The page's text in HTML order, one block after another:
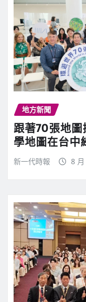
地方新聞
跟著70張地
學地圖在台中
新一代時報 8